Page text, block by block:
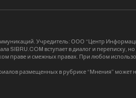
Учредитель: ООО “Центр
SIBRU.COM вступает в диалог и переписку, но
праве и смежных правах. При любом
размещенных в рубрике “Мнения” может